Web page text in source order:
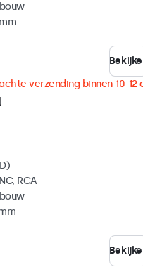
verzending binnen 10-12
RCA